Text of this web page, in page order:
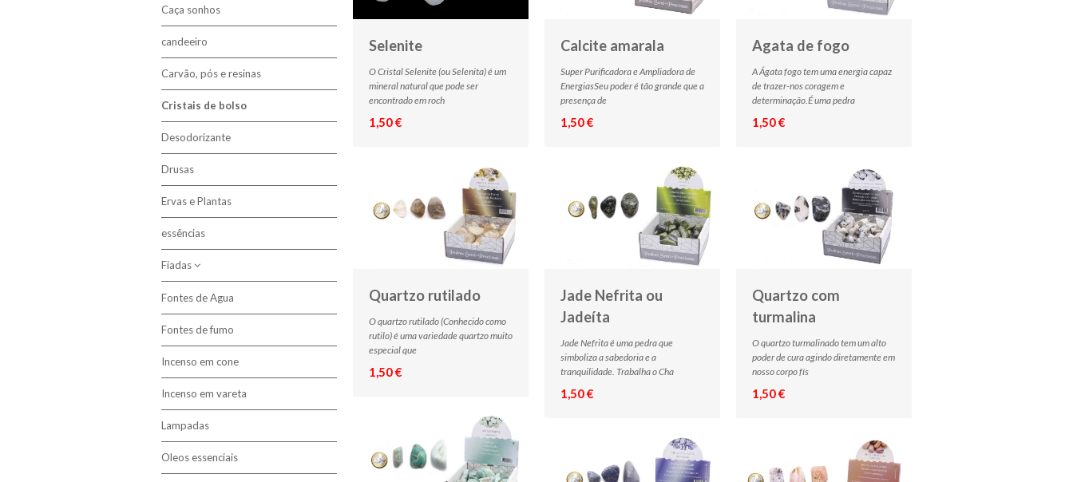
Caça sonhos
candeeiro
Carvão, pós e resinas
Cristais de bolso
Desodorizante
Drusas
Ervas e Plantas
essências
Fiadas
6mm
8mm
10mm
Fontes de Agua
Fontes de fumo
Incenso em cone
Incenso em vareta
Lampadas
Oleos essenciais
Selenite
O Cristal Selenite (ou Selenita) é um
mineral natural que pode ser
encontrado em roch
1,50 €
Calcite amarala
Super Purificadora e Ampliadora de
EnergiasSeu poder é tão grande que a
presença de
1,50 €
Agata de fogo
A Ágata fogo tem uma energia capaz
de trazer-nos coragem e
determinação.É uma pedra
1,50 €
Quartzo rutilado
O quartzo rutilado (Conhecido como
rutilo) é uma variedade quartzo muito
especial que
1,50 €
Jade Nefrita ou
Jadeíta
Jade Nefrita é uma pedra que
simboliza a sabedoria e a
tranquilidade. Trabalha o Cha
1,50 €
Quartzo com
turmalina
O quartzo turmalinado tem um alto
poder de cura agindo diretamente em
nosso corpo fís
1,50 €